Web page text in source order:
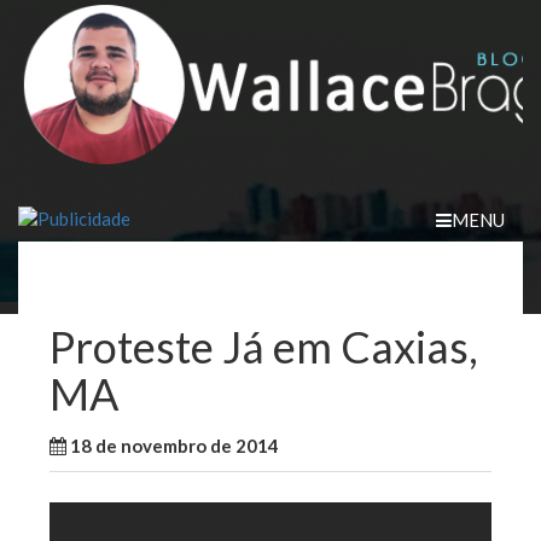
content
MENU
Proteste Já em Caxias,
MA
18 de novembro de 2014